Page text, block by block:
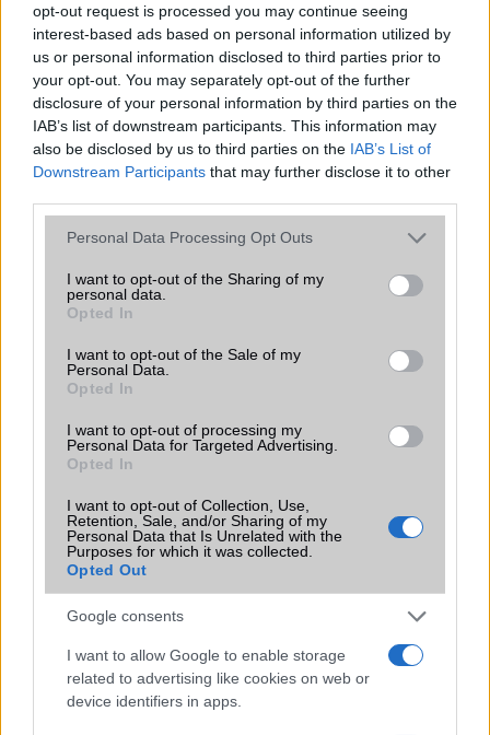
opt-out request is processed you may continue seeing
interest-based ads based on personal information utilized by
us or personal information disclosed to third parties prior to
your opt-out. You may separately opt-out of the further
disclosure of your personal information by third parties on the
IAB’s list of downstream participants. This information may
also be disclosed by us to third parties on the IAB’s List of
Downstream Participants that may further disclose it to other
Please note that this website/app uses one or more Google
not limited to your visit or usage behaviour. You may click to
grant or deny consent to Google and its third-party tags to
use your data for below specified purposes in below Google
consent section.
Personal Data Processing Opt Outs
I want to opt-out of the Sharing of my
personal data.
Opted In
I want to opt-out of the Sale of my
Personal Data.
Opted In
I want to opt-out of processing my
Personal Data for Targeted Advertising.
Opted In
I want to opt-out of Collection, Use,
Retention, Sale, and/or Sharing of my
Personal Data that Is Unrelated with the
Purposes for which it was collected.
Opted Out
Google consents
I want to allow Google to enable storage
related to advertising like cookies on web or
device identifiers in apps.
Új és Használt GSM kiemelt ajánlatok
267.000 Ft (új)
Samsung Galaxy S26 Ultra